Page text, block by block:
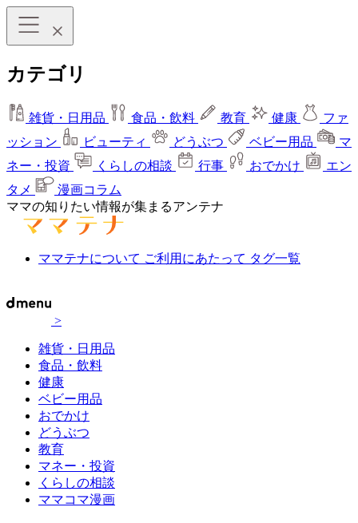
カテゴリ
雑貨・日用品 食品・飲料 教育 健康
ファ
ッション
ビューティ どうぶつ ベビー用品
マ
ネー・投資
くらしの相談 行事 おでかけ
エン
タメ
漫画コラム
ママの知りたい情報が集まるアンテナ
ママテナについて ご利用にあたって タグ一覧
>
雑貨・日用品
食品・飲料
健康
ベビー用品
おでかけ
どうぶつ
教育
マネー・投資
くらしの相談
ママコマ漫画